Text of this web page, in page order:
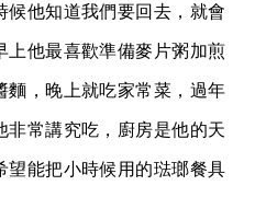
候他知道我們要回去，就會
上他最喜歡準備麥片粥加煎
麵，晚上就吃家常菜，過年
非常講究吃，廚房是他的天
望能把小時候用的琺瑯餐具